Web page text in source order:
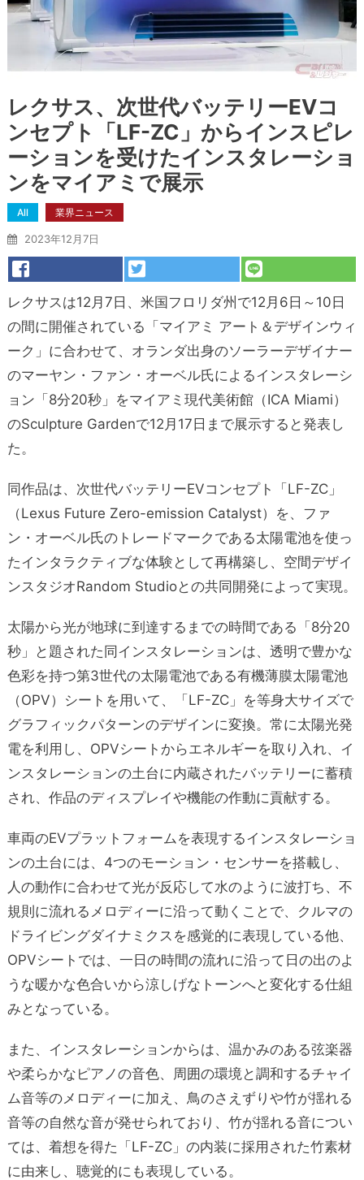
レクサス、次世代バッテリーEVコ
ンセプト「LF-ZC」からインスピレ
ーションを受けたインスタレーショ
ンをマイアミで展示
All 業界ニュース
2023年12月7日
レクサスは12月7日、米国フロリダ州で12月6日～10日
の間に開催されている「マイアミ アート＆デザインウィ
ーク」に合わせて、オランダ出身のソーラーデザイナー
のマーヤン・ファン・オーベル氏によるインスタレーシ
ョン「8分20秒」をマイアミ現代美術館（ICA Miami）
のSculpture Gardenで12月17日まで展示すると発表し
た。
同作品は、次世代バッテリーEVコンセプト「LF-ZC」
（Lexus Future Zero-emission Catalyst）を、ファ
ン・オーベル氏のトレードマークである太陽電池を使っ
たインタラクティブな体験として再構築し、空間デザイ
ンスタジオRandom Studioとの共同開発によって実現。
太陽から光が地球に到達するまでの時間である「8分20
秒」と題された同インスタレーションは、透明で豊かな
色彩を持つ第3世代の太陽電池である有機薄膜太陽電池
（OPV）シートを用いて、「LF-ZC」を等身大サイズで
グラフィックパターンのデザインに変換。常に太陽光発
電を利用し、OPVシートからエネルギーを取り入れ、イ
ンスタレーションの土台に内蔵されたバッテリーに蓄積
され、作品のディスプレイや機能の作動に貢献する。
車両のEVプラットフォームを表現するインスタレーショ
ンの土台には、4つのモーション・センサーを搭載し、
人の動作に合わせて光が反応して水のように波打ち、不
規則に流れるメロディーに沿って動くことで、クルマの
ドライビングダイナミクスを感覚的に表現している他、
OPVシートでは、一日の時間の流れに沿って日の出のよ
うな暖かな色合いから涼しげなトーンへと変化する仕組
みとなっている。
また、インスタレーションからは、温かみのある弦楽器
や柔らかなピアノの音色、周囲の環境と調和するチャイ
ム音等のメロディーに加え、鳥のさえずりや竹が揺れる
音等の自然な音が発せられており、竹が揺れる音につい
ては、着想を得た「LF-ZC」の内装に採用された竹素材
に由来し、聴覚的にも表現している。